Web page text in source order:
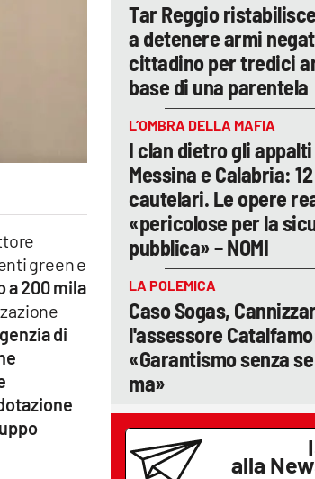
green e
200 mila
di
Tar Reggio
a detenere armi
cittadino per tredici
base di una parentela
L’OMBRA DELLA MAFIA
I clan dietro gli
Messina e Calabria:
cautelari. Le opere
«pericolose per la
pubblica» – NOMI
LA POLEMICA
Caso Sogas,
l'assessore
«Garantismo senza
ma»
alla